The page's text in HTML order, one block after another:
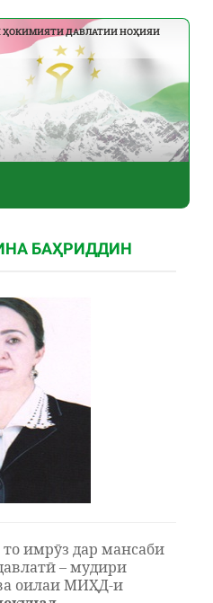
ДАВЛАТИИ НОҲИЯИ
БАҲРИДДИН
имрӯз дар мансаби
– мудири
оилаи МИҲД-и